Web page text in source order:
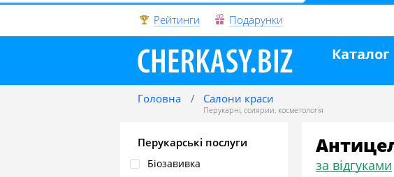
Рейтинги Подарунки
Каталог
Головна Салони краси
Перукарні, солярии, косметологія
Перукарські послуги
Біозавивка
за відгуками